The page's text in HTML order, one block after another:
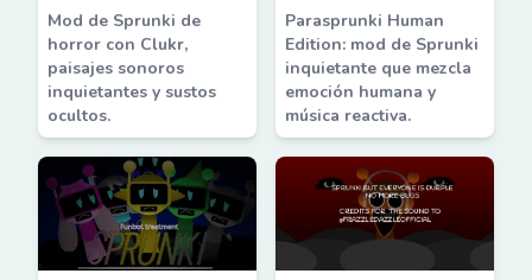
Mod de Sprunki de
horror con Clukr,
paisajes sonoros
inquietantes y sustos
ocultos.
Parasprunki Human
Edition: mod de Sprunki
inquietante que mezcla
emoción humana y
música reactiva.